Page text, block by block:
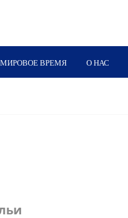
МИРОВОЕ ВРЕМЯ О НАС